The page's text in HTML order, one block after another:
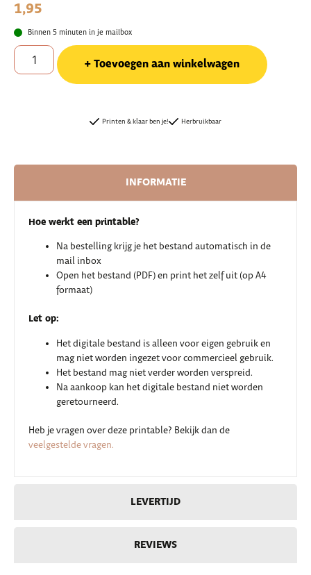
1,95
Binnen 5 minuten in je mailbox
Toevoegen aan winkelwagen
Printen & klaar ben je! Herbruikbaar
INFORMATIE
LEVERTIJD
REVIEWS
Hoe werkt een printable?
Na bestelling krijg je het bestand automatisch in de
mail inbox
Open het bestand (PDF) en print het zelf uit (op A4
formaat)
Let op:
Het digitale bestand is alleen voor eigen gebruik en
mag niet worden ingezet voor commercieel gebruik.
Het bestand mag niet verder worden verspreid.
Na aankoop kan het digitale bestand niet worden
geretourneerd.
Heb je vragen over deze printable? Bekijk dan de
veelgestelde vragen.